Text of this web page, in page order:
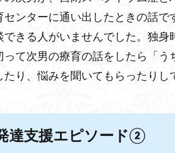
センターに通い出したときの話で
できる人がいませんでした。独
って次男の療育の話をしたら「
たり、悩みを聞いてもらったりし
達支援エピソード②